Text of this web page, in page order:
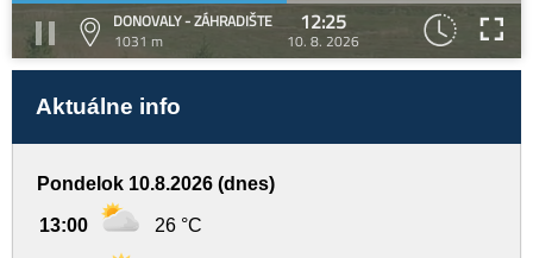
DONOVALY - ZÁHRADIŠTE
1031 m
12:25
10. 8. 2026
Aktuálne info
Pondelok 10.8.2026 (dnes)
13:00 26 °C